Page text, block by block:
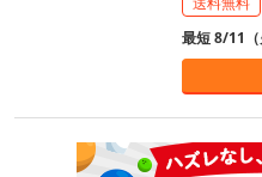
最短 8/11（